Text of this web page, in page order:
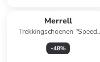
Merrell
Trekkingschoenen "Speed
Strike 2 GTX" turquoise
-48%